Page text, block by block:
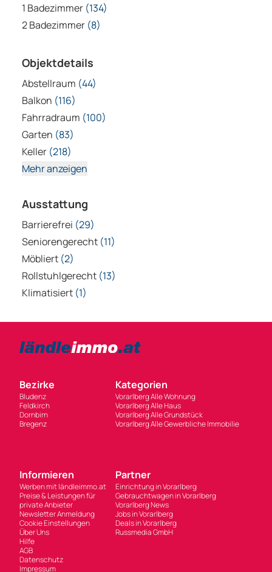
1 Badezimmer (134)
2 Badezimmer (8)
Objektdetails
Abstellraum (44)
Balkon (116)
Fahrradraum (100)
Garten (83)
Keller (218)
Mehr anzeigen
Ausstattung
Barrierefrei (29)
Seniorengerecht (11)
Möbliert (2)
Rollstuhlgerecht (13)
Klimatisiert (1)
Bezirke
Bludenz
Feldkirch
Dornbirn
Bregenz
Kategorien
Vorarlberg Alle Wohnung
Vorarlberg Alle Haus
Vorarlberg Alle Grundstück
Vorarlberg Alle Gewerbliche Immobilie
Informieren
Werben mit ländleimmo.at
Preise & Leistungen für
private Anbieter
Newsletter Anmeldung
Cookie Einstellungen
Über Uns
Hilfe
AGB
Datenschutz
Impressum
Partner
Einrichtung in Vorarlberg
Gebrauchtwagen in Vorarlberg
Vorarlberg News
Jobs in Vorarlberg
Deals in Vorarlberg
Russmedia GmbH